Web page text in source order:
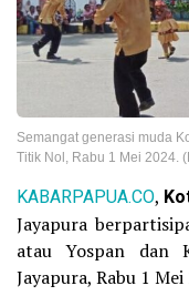
Semangat generasi muda
Titik Nol, Rabu 1 Mei 2024.
KABARPAPUA.CO,
Jayapura
atau Yospan
Jayapura, Rabu 1 Mei